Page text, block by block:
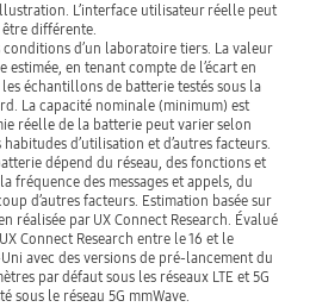
L’interface utilisateur réelle peut
être différente.
conditions d’un laboratoire tiers. La valeur
estimée, en tenant compte de l’écart en
échantillons de batterie testés sous la
La capacité nominale (minimum) est
réelle de la batterie peut varier selon
d’utilisation et d’autres facteurs.
dépend du réseau, des fonctions et
fréquence des messages et appels, du
d’autres facteurs. Estimation basée sur
réalisée par UX Connect Research. Évalué
Connect Research entre le 16 et le
Uni avec des versions de pré-lancement du
par défaut sous les réseaux LTE et 5G
sous le réseau 5G mmWave.